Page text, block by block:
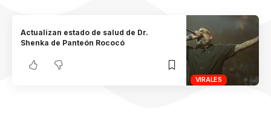
VIRALES
Actualizan estado de salud de Dr.
Shenka de Panteón Rococó